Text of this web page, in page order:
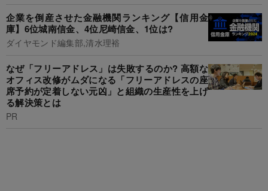
企業を倒産させた金融機関ランキング【信用金
庫】6位城南信金、4位尼崎信金、1位は?
ダイヤモンド編集部,清水理裕
なぜ「フリーアドレス」は失敗するのか? 高額な
オフィス改修がムダになる「フリーアドレスの座
席予約が定着しない元凶」と組織の生産性を上げ
る解決策とは
PR